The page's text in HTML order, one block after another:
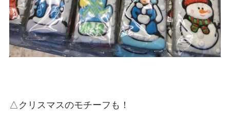
△クリスマスのモチーフも！